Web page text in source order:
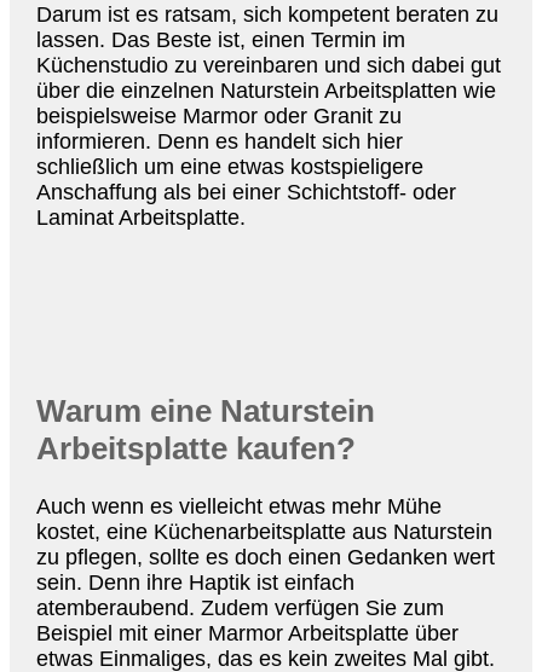
Darum ist es ratsam, sich kompetent beraten zu
lassen. Das Beste ist, einen Termin im
Küchenstudio zu vereinbaren und sich dabei gut
über die einzelnen Naturstein Arbeitsplatten wie
beispielsweise Marmor oder Granit zu
informieren. Denn es handelt sich hier
schließlich um eine etwas kostspieligere
Anschaffung als bei einer Schichtstoff- oder
Laminat Arbeitsplatte.
Warum eine Naturstein
Arbeitsplatte kaufen?
Auch wenn es vielleicht etwas mehr Mühe
kostet, eine Küchenarbeitsplatte aus Naturstein
zu pflegen, sollte es doch einen Gedanken wert
sein. Denn ihre Haptik ist einfach
atemberaubend. Zudem verfügen Sie zum
Beispiel mit einer Marmor Arbeitsplatte über
etwas Einmaliges, das es kein zweites Mal gibt.